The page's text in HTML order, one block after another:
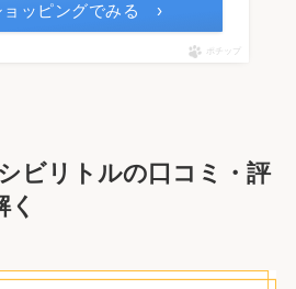
ョッピングでみる ›
ポチップ
ビリトルの口コミ・評